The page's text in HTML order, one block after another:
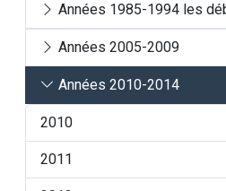
Années 1985-1994 les
Années 2005-2009
Années 2010-2014
2010
2011